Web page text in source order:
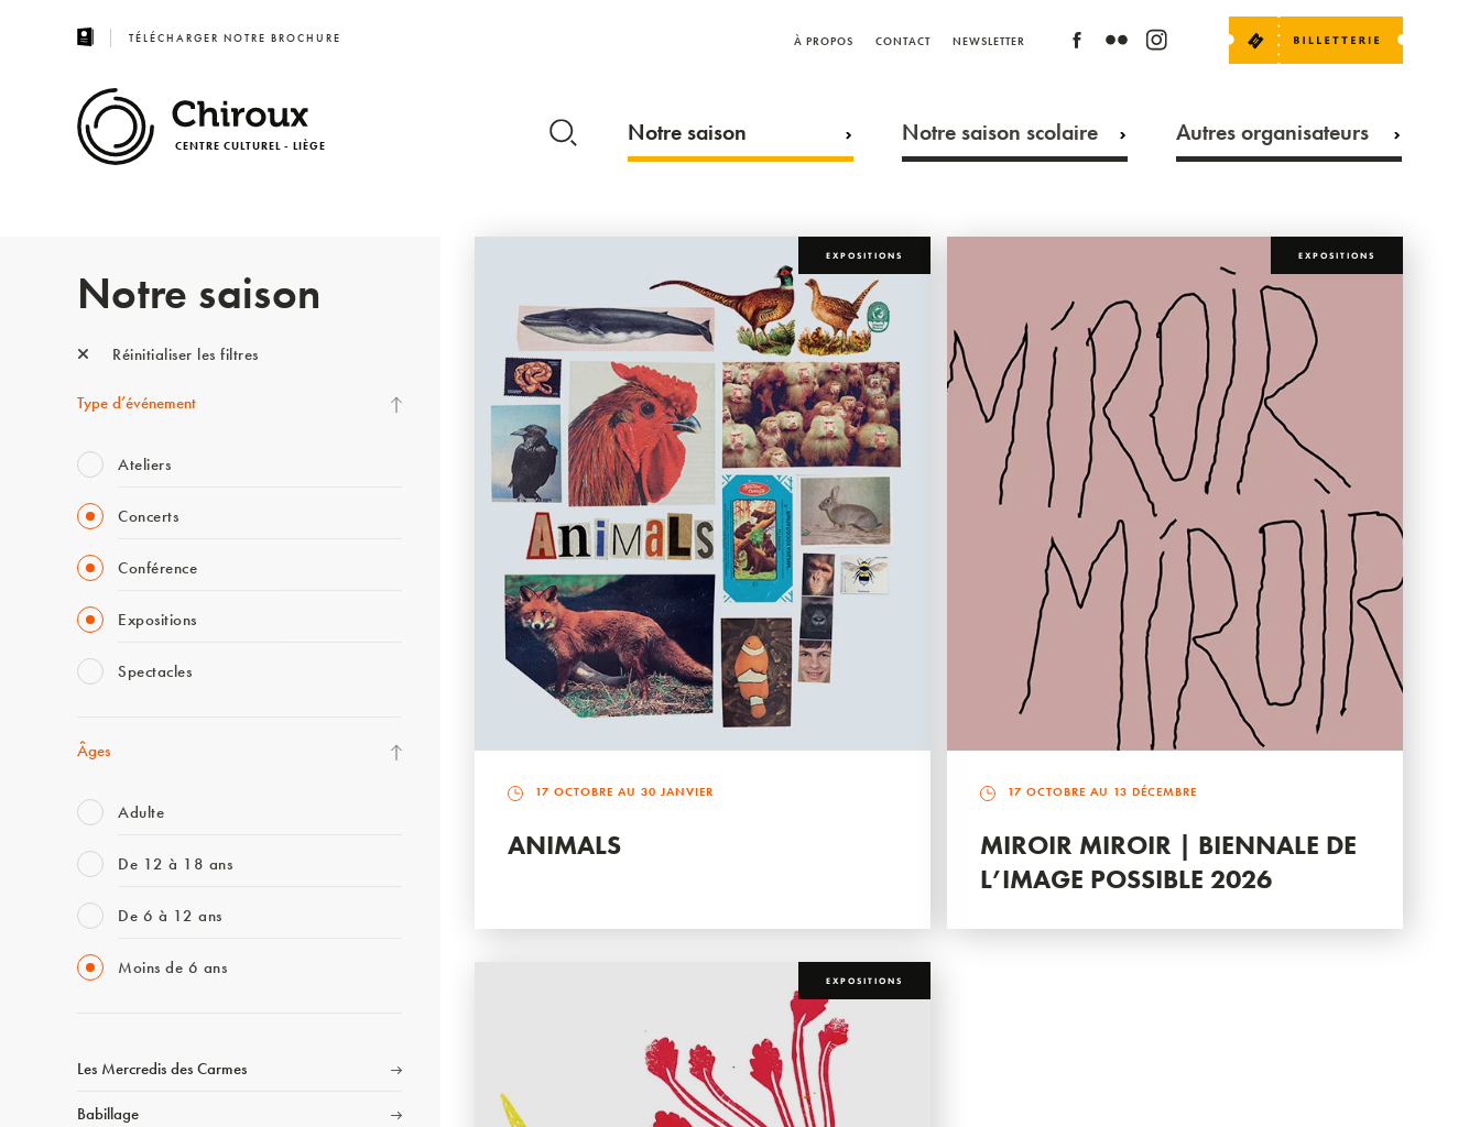
TÉLÉCHARGER NOTRE BROCHURE À PROPOS CONTACT NEWSLETTER
CENTRE CULTUREL - LIÈGE Notre saison Notre saison scolaire Autres organisateurs
Notre saison
Réinitialiser les filtres
Type d’événement
Ateliers
Concerts
Conférence
Expositions
Spectacles
Âges
Adulte
De 12 à 18 ans
De 6 à 12 ans
Moins de 6 ans
Les Mercredis des Carmes
Babillage
EXPOSITIONS
17 OCTOBRE AU 30 JANVIER
ANIMALS
EXPOSITIONS
17 OCTOBRE AU 13 DÉCEMBRE
MIROIR MIROIR | BIENNALE DE
L’IMAGE POSSIBLE 2026
EXPOSITIONS